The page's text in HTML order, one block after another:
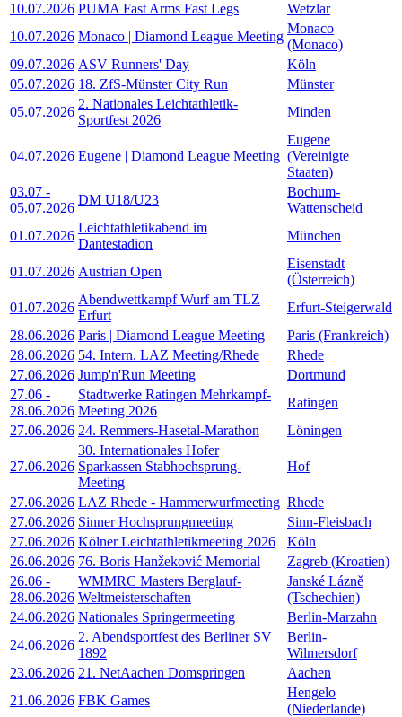
10.07.2026 PUMA Fast Arms Fast Legs
Wetzlar
10.07.2026 Monaco | Diamond League Meeting
Monaco
(Monaco)
09.07.2026 ASV Runners' Day
Köln
05.07.2026 18. ZfS-Münster City Run
Münster
05.07.2026
2. Nationales Leichtathletik-
Sportfest 2026
Minden
04.07.2026 Eugene | Diamond League Meeting
Eugene
(Vereinigte
Staaten)
03.07 -
05.07.2026
DM U18/U23
Bochum-
Wattenscheid
01.07.2026
Leichtathletikabend im
Dantestadion
München
01.07.2026 Austrian Open
Eisenstadt
(Österreich)
01.07.2026
Abendwettkampf Wurf am TLZ
Erfurt
Erfurt-Steigerwald
28.06.2026 Paris | Diamond League Meeting
Paris (Frankreich)
28.06.2026 54. Intern. LAZ Meeting/Rhede
Rhede
27.06.2026 Jump'n'Run Meeting
Dortmund
27.06 -
28.06.2026
Stadtwerke Ratingen Mehrkampf-
Meeting 2026
Ratingen
27.06.2026 24. Remmers-Hasetal-Marathon Löningen
27.06.2026
30. Internationales Hofer
Sparkassen Stabhochsprung-
Meeting
Hof
27.06.2026 LAZ Rhede - Hammerwurfmeeting Rhede
27.06.2026 Sinner Hochsprungmeeting
Sinn-Fleisbach
27.06.2026 Kölner Leichtathletikmeeting 2026
Köln
26.06.2026 76. Boris Hanžeković Memorial
Zagreb (Kroatien)
26.06 -
28.06.2026
WMMRC Masters Berglauf-
Weltmeisterschaften
Janské Lázně
(Tschechien)
24.06.2026 Nationales Springermeeting
Berlin-Marzahn
24.06.2026
2. Abendsportfest des Berliner SV
1892
Berlin-
Wilmersdorf
23.06.2026 21. NetAachen Domspringen
Aachen
21.06.2026 FBK Games
Hengelo
(Niederlande)